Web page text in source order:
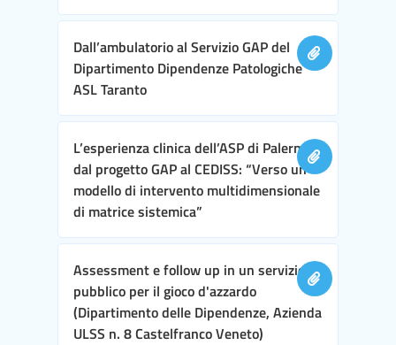
Dall’ambulatorio al Servizio GAP del
Dipartimento Dipendenze Patologiche
ASL Taranto
L’esperienza clinica dell’ASP di Palermo,
dal progetto GAP al CEDISS: “Verso un
modello di intervento multidimensionale
di matrice sistemica”
Assessment e follow up in un servizio
pubblico per il gioco d'azzardo
(Dipartimento delle Dipendenze, Azienda
ULSS n. 8 Castelfranco Veneto)